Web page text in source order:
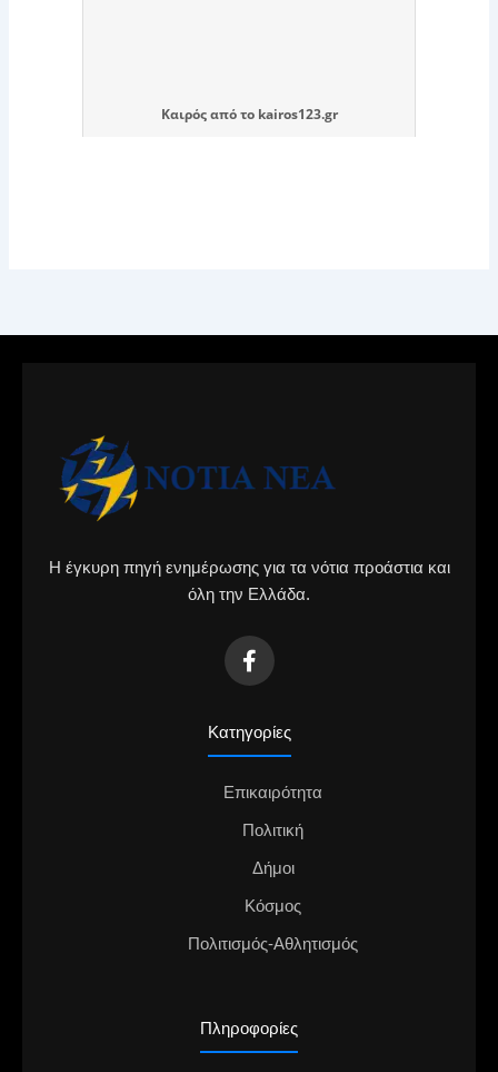
Καιρόςαπό το kairos123.gr
Η έγκυρη πηγή ενημέρωσης για τα νότια προάστια και
όλη την Ελλάδα.
Κατηγορίες
Επικαιρότητα
Πολιτική
Δήμοι
Κόσμος
Πολιτισμός-Αθλητισμός
Πληροφορίες